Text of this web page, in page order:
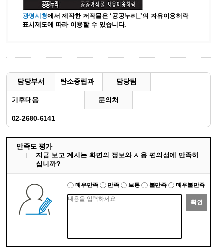
광명시청에서 제작한 저작물은 ‘공공누리_’의 자유이용허락
표시제도에 따라 이용할 수 있습니다.
담당부서 탄소중립과 담당팀
기후대응 문의처
02-2680-6141
만족도 평가
지금 보고 계시는 화면의 정보와 사용 편의성에 만족하
십니까?
매우만족 만족 보통 불만족 매우불만족
확인